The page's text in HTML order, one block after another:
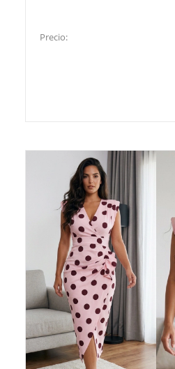
Precio: